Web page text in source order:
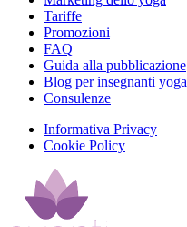
Tariffe
Promozioni
FAQ
Guida alla pubblicazione
Blog per insegnanti yoga
Consulenze
Informativa Privacy
Cookie Policy